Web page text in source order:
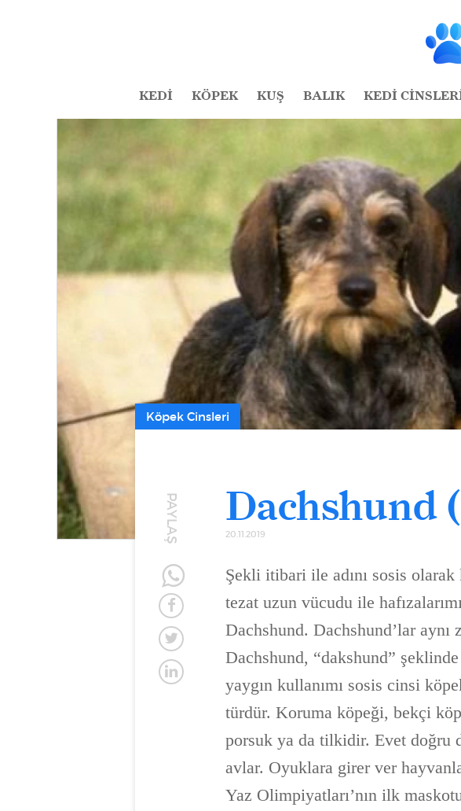
KEDİ KÖPEK KUŞ BALIK KEDİ
PAYLAŞ
Köpek Cinsleri
Dachshund
20.11.2019
Şekli itibari ile adını sosis olarak
tezat uzun vücudu ile
Dachshund. Dachshund’lar
Dachshund, “dakshund”
yaygın kullanımı sosis cinsi
türdür. Koruma köpeği, bekçi
porsuk ya da tilkidir. Evet doğru
avlar. Oyuklara girer ver
Yaz Olimpiyatları’nın ilk